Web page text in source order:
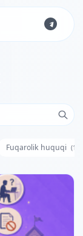
Fuqarolik huquqi